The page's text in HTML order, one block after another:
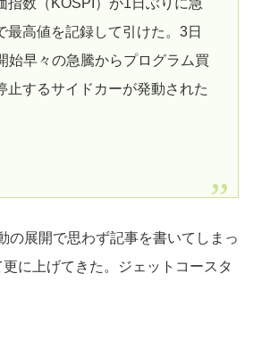
最高値を記録して引けた。3日
始早々の急騰からプログラム買
止するサイドカーが発動された
の展開で思わず記事を書いてしまっ
に上げてきた。ジェットコースタ